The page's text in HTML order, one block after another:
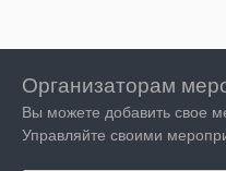
Организаторам
Вы можете добавить свое
Управляйте своими